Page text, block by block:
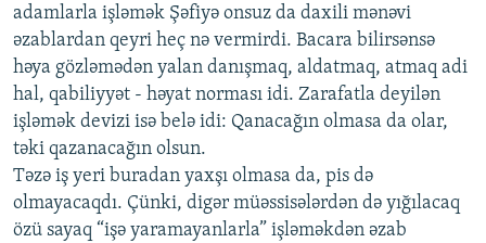
adamlarla işləmək Şəfiyə onsuz da daxili mənəvi
əzablardan qeyri heç nə vermirdi. Bacara bilirsənsə
həya gözləmədən yalan danışmaq, aldatmaq, atmaq adi
hal, qabiliyyət - həyat norması idi. Zarafatla deyilən
işləmək devizi isə belə idi: Qanacağın olmasa da olar,
təki qazanacağın olsun.
Təzə iş yeri buradan yaxşı olmasa da, pis də
olmayacaqdı. Çünki, digər müəssisələrdən də yığılacaq
özü sayaq “işə yaramayanlarla” işləməkdən əzab